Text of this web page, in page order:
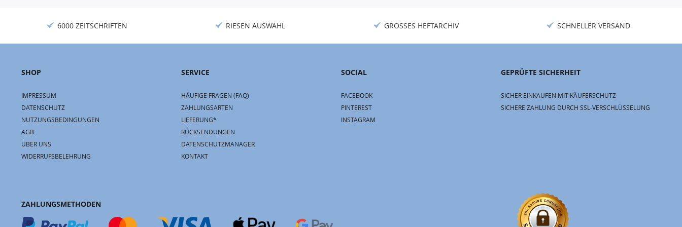
Newsletter:
6000 ZEITSCHRIFTEN RIESEN AUSWAHL GROSSES HEFTARCHIV SCHNELLER VERSAND
SHOP
IMPRESSUM
DATENSCHUTZ
NUTZUNGSBEDINGUNGEN
AGB
ÜBER UNS
WIDERRUFSBELEHRUNG
SERVICE
HÄUFIGE FRAGEN (FAQ)
ZAHLUNGSARTEN
LIEFERUNG*
RÜCKSENDUNGEN
DATENSCHUTZMANAGER
KONTAKT
SOCIAL
FACEBOOK
PINTEREST
INSTAGRAM
GEPRÜFTE SICHERHEIT
SICHER EINKAUFEN MIT KÄUFERSCHUTZ
SICHERE ZAHLUNG DURCH SSL-VERSCHLÜSSELUNG
ZAHLUNGSMETHODEN